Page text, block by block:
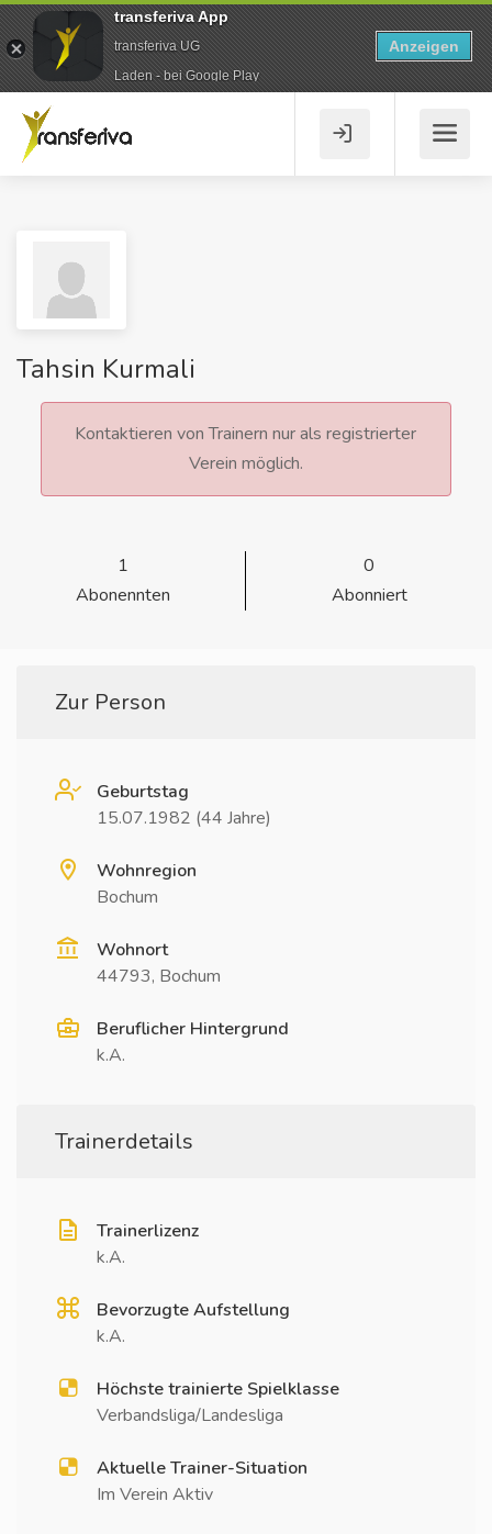
Tahsin Kurmali
Kontaktieren von Trainern nur als registrierter
Verein möglich.
1
Abonennten
0
Abonniert
Zur Person
Geburtstag
15.07.1982 (44 Jahre)
Wohnregion
Bochum
Wohnort
44793, Bochum
Beruflicher Hintergrund
k.A.
Trainerdetails
Trainerlizenz
k.A.
Bevorzugte Aufstellung
k.A.
Höchste trainierte Spielklasse
Verbandsliga/Landesliga
Aktuelle Trainer-Situation
Im Verein Aktiv
transferiva App
transferiva UG
Laden - bei Google Play
Anzeigen